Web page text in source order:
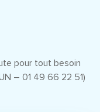
pour tout besoin
– 01 49 66 22 51)